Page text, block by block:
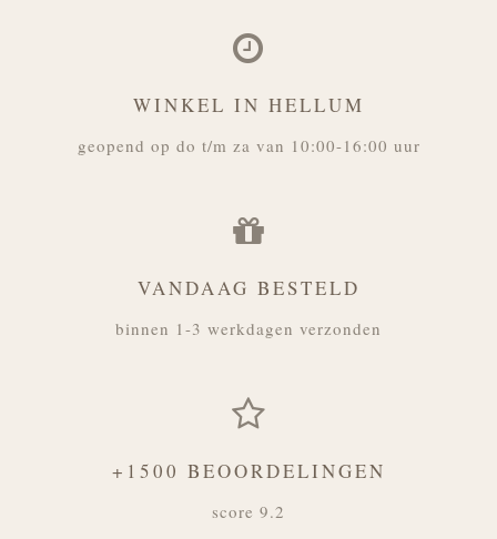
WINKEL IN HELLUM
geopend op do t/m za van 10:00-16:00 uur
VANDAAG BESTELD
binnen 1-3 werkdagen verzonden
+1500 BEOORDELINGEN
score 9.2